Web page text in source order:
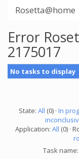
Rosetta@home
Error
2175017
No tasks to display
State: All (0) · In
Application: All (0) ·
Task name: